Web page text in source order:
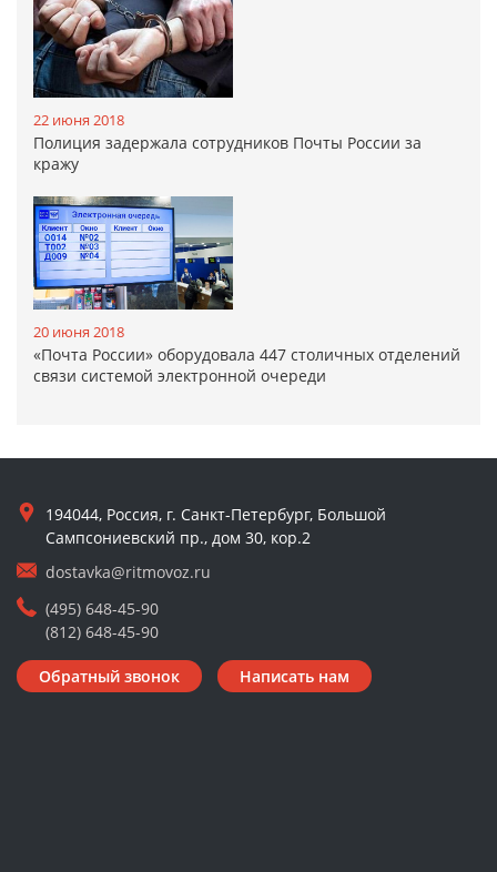
22 июня 2018
Полиция задержала сотрудников Почты России за
кражу
20 июня 2018
«Почта России» оборудовала 447 столичных отделений
связи системой электронной очереди
194044, Россия, г. Санкт-Петербург, Большой
Сампсониевский пр., дом 30, кор.2
dostavka@ritmovoz.ru
(495) 648-45-90
(812) 648-45-90
Обратный звонок Написать нам